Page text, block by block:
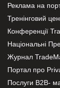
Реклама на
Тренінговий
Конференції
Національні
Журнал
Портал про
Послуги В2В-